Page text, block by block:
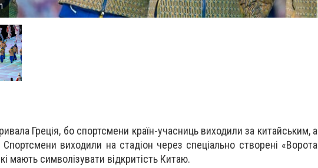
Греція, бо спортсмени країн-учасниць виходили за китайським, а
виходили на стадіон через спеціально створені «Ворота
мають символізувати відкритість Китаю.